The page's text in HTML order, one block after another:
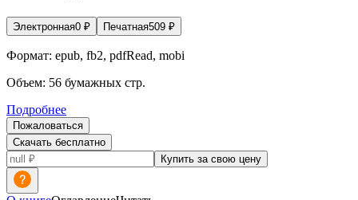
Электронная0 ₽ Печатная509 ₽
Формат: epub, fb2, pdfRead, mobi
Объем: 56 бумажных стр.
Подробнее
Пожаловаться
Скачать бесплатно
Купить за свою цену